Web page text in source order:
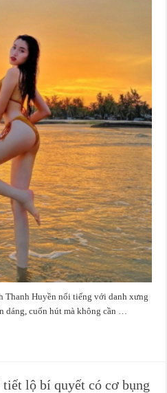
Thanh Huyền nổi tiếng với danh xưng
dáng, cuốn hút mà không cần …
lộ bí quyết có cơ bụng